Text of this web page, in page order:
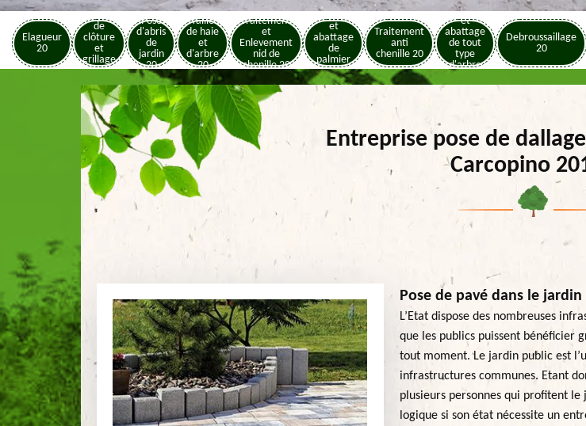
Elagueur
20
Pose
de
clôture
et
grillage
20
Pose
d'abris
de
jardin
20
Taille
de haie
et
d'arbre
20
Traitement
et
Enlevement
nid de
chenille 20
Elagage
et
abattage
de
palmier
20
Traitement
anti
chenille 20
Elagage
et
abattage
de tout
type
d'arbre
Debroussaillage
20
Entreprise pose de
Carcopino
Pose de pavé dans le jardin
L’Etat dispose des nombreuses
que les publics puissent bénéficier
tout moment. Le jardin public est
infrastructures communes. Etant
plusieurs personnes qui profitent le
logique si son état nécessite un